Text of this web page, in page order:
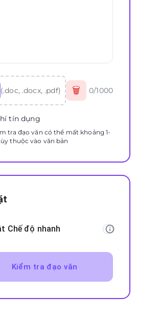
(.doc, .docx, .pdf) 🗑 0/1000
tín dụng
tra đạo văn có thể mất khoảng 1-
thuộc vào văn bản
Chế độ nhanh
Kiểm tra đạo văn